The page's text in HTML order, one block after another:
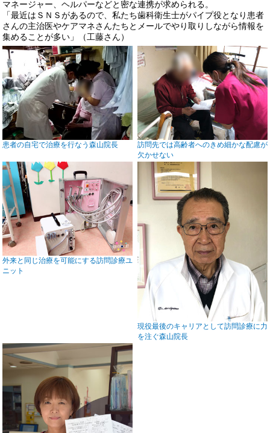
マネージャー、ヘルパーなどと密な連携が求められる。
「最近はＳＮＳがあるので、私たち歯科衛生士がパイプ役となり患者
さんの主治医やケアマネさんたちとメールでやり取りしながら情報を
集めることが多い」（工藤さん）
患者の自宅で治療を行なう森山院長
訪問先では高齢者へのきめ細かな配慮が
欠かせない
外来と同じ治療を可能にする訪問診療ユ
ニット
現役最後のキャリアとして訪問診療に力
を注ぐ森山院長